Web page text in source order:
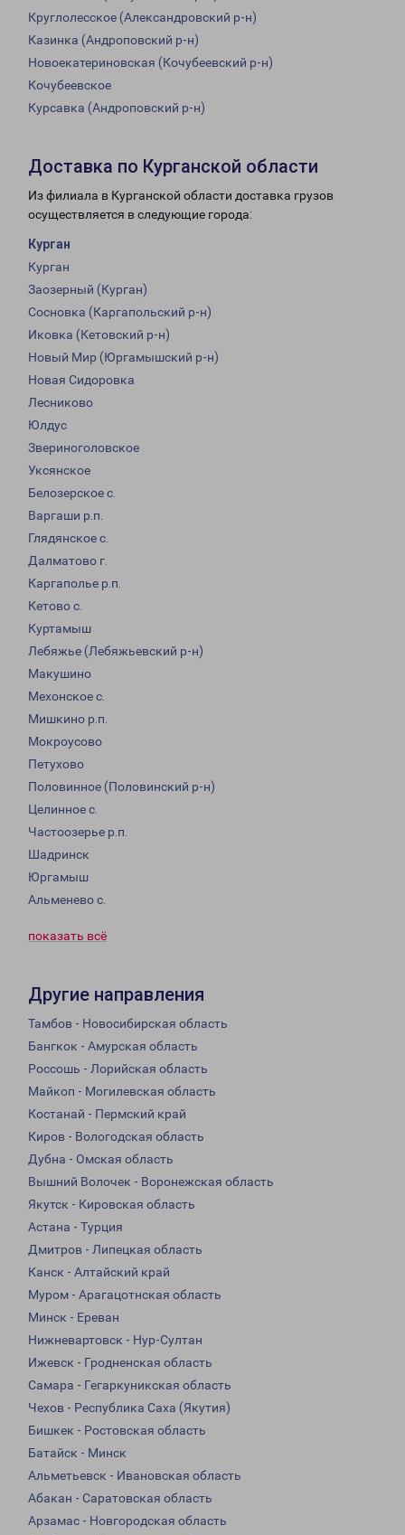
Круглолесское (Александровский р-н)
Казинка (Андроповский р-н)
Новоекатериновская (Кочубеевский р-н)
Кочубеевское
Курсавка (Андроповский р-н)
Доставка по Курганской области
Из филиала в Курганской области доставка грузов
осуществляется в следующие города:
Курган
Курган
Заозерный (Курган)
Сосновка (Каргапольский р-н)
Иковка (Кетовский р-н)
Новый Мир (Юргамышский р-н)
Новая Сидоровка
Лесниково
Юлдус
Звериноголовское
Уксянское
Белозерское с.
Варгаши р.п.
Глядянское с.
Далматово г.
Каргаполье р.п.
Кетово с.
Куртамыш
Лебяжье (Лебяжьевский р-н)
Макушино
Мехонское с.
Мишкино р.п.
Мокроусово
Петухово
Половинное (Половинский р-н)
Целинное с.
Частоозерье р.п.
Шадринск
Юргамыш
Альменево с.
показать всё
Другие направления
Тамбов - Новосибирская область
Бангкок - Амурская область
Россошь - Лорийская область
Майкоп - Могилевская область
Костанай - Пермский край
Киров - Вологодская область
Дубна - Омская область
Вышний Волочек - Воронежская область
Якутск - Кировская область
Астана - Турция
Дмитров - Липецкая область
Канск - Алтайский край
Муром - Арагацотнская область
Минск - Ереван
Нижневартовск - Нур-Султан
Ижевск - Гродненская область
Самара - Гегаркуникская область
Чехов - Республика Саха (Якутия)
Бишкек - Ростовская область
Батайск - Минск
Альметьевск - Ивановская область
Абакан - Саратовская область
Арзамас - Новгородская область